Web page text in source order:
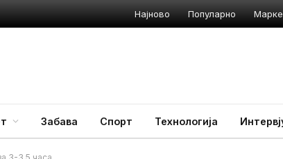
Најново Популарно
Забава Спорт Технологија